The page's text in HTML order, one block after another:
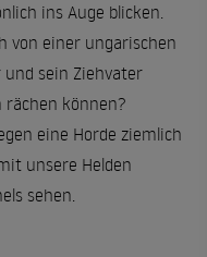
ins Auge blicken.
von einer ungarischen
und sein Ziehvater
rächen können?
eine Horde ziemlich
unsere Helden
sehen.